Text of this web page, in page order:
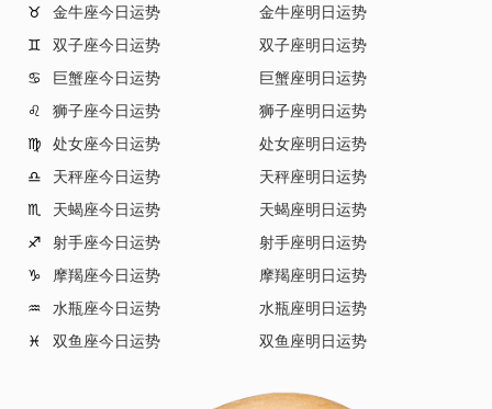
♉
金牛座今日运势
金牛座明日运势
♊
双子座今日运势
双子座明日运势
♋
巨蟹座今日运势
巨蟹座明日运势
♌
狮子座今日运势
狮子座明日运势
♍
处女座今日运势
处女座明日运势
♎
天秤座今日运势
天秤座明日运势
♏
天蝎座今日运势
天蝎座明日运势
♐
射手座今日运势
射手座明日运势
♑
摩羯座今日运势
摩羯座明日运势
♒
水瓶座今日运势
水瓶座明日运势
♓
双鱼座今日运势 双鱼座明日运势